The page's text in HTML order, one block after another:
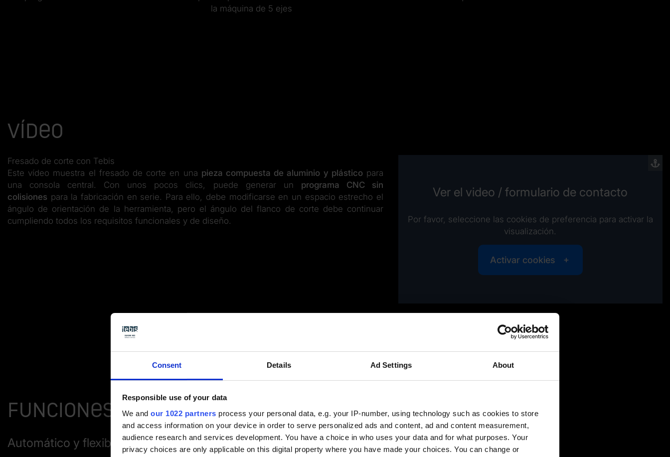
Consent Details Ad Settings About
Responsible use of your data
We and our 1022 partners process your personal data, e.g. your IP-number, using technology such as cookies to store
and access information on your device in order to serve personalized ads and content, ad and content measurement,
audience research and services development. You have a choice in who uses your data and for what purposes. Your
privacy choices are only applicable on this digital property where you have made your choices. You can change or
la máquina de 5 ejes
Vídeo
Ver el video / formulario de contacto
Por favor, seleccione las cookies de preferencia para activar la
visualización.
Activar cookies
Fresado de corte con Tebis
Este vídeo muestra el fresado de corte en una pieza compuesta de aluminio y plástico para
una consola central. Con unos pocos clics, puede generar un programa CNC sin
colisiones para la fabricación en serie. Para ello, debe modificarse en un espacio estrecho el
ángulo de orientación de la herramienta, pero el ángulo del flanco de corte debe continuar
cumpliendo todos los requisitos funcionales y de diseño.
Funciones
Automático y flexible